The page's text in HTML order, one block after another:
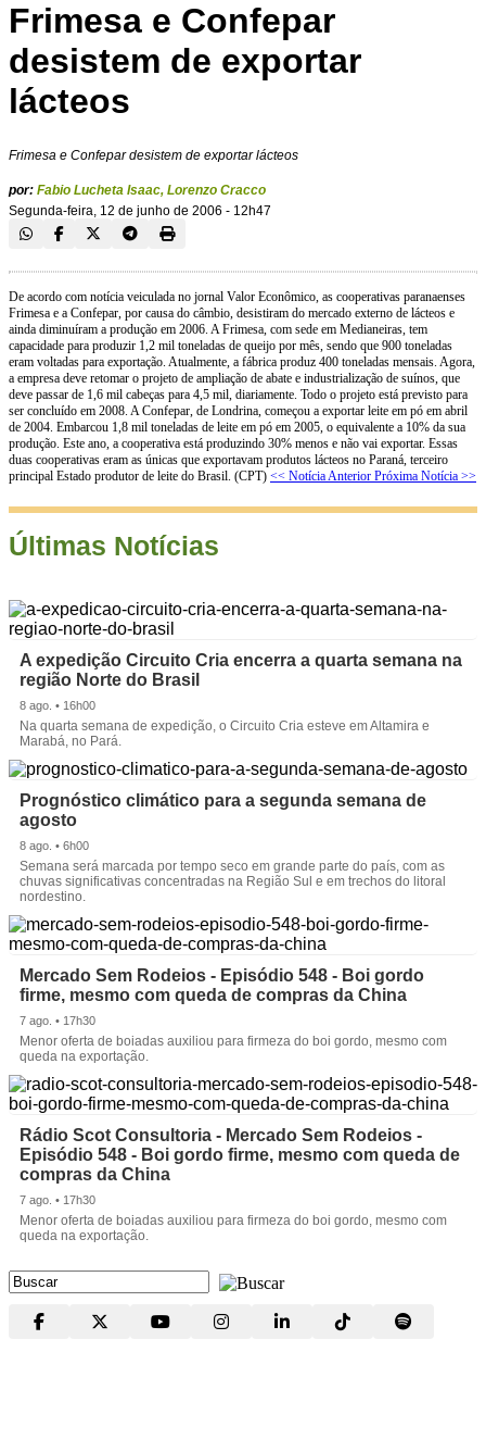
Frimesa e Confepar
desistem de exportar
lácteos
Frimesa e Confepar desistem de exportar lácteos
por: Fabio Lucheta Isaac, Lorenzo Cracco
Segunda-feira, 12 de junho de 2006 - 12h47
De acordo com notícia veiculada no jornal Valor Econômico, as cooperativas paranaenses
Frimesa e a Confepar, por causa do câmbio, desistiram do mercado externo de lácteos e
ainda diminuíram a produção em 2006. A Frimesa, com sede em Medianeiras, tem
capacidade para produzir 1,2 mil toneladas de queijo por mês, sendo que 900 toneladas
eram voltadas para exportação. Atualmente, a fábrica produz 400 toneladas mensais. Agora,
a empresa deve retomar o projeto de ampliação de abate e industrialização de suínos, que
deve passar de 1,6 mil cabeças para 4,5 mil, diariamente. Todo o projeto está previsto para
ser concluído em 2008. A Confepar, de Londrina, começou a exportar leite em pó em abril
de 2004. Embarcou 1,8 mil toneladas de leite em pó em 2005, o equivalente a 10% da sua
produção. Este ano, a cooperativa está produzindo 30% menos e não vai exportar. Essas
duas cooperativas eram as únicas que exportavam produtos lácteos no Paraná, terceiro
principal Estado produtor de leite do Brasil. (CPT) << Notícia Anterior Próxima Notícia >>
Últimas Notícias
A expedição Circuito Cria encerra a quarta semana na
região Norte do Brasil
8 ago. • 16h00
Na quarta semana de expedição, o Circuito Cria esteve em Altamira e
Marabá, no Pará.
Prognóstico climático para a segunda semana de
agosto
8 ago. • 6h00
Semana será marcada por tempo seco em grande parte do país, com as
chuvas significativas concentradas na Região Sul e em trechos do litoral
nordestino.
Mercado Sem Rodeios - Episódio 548 - Boi gordo
firme, mesmo com queda de compras da China
7 ago. • 17h30
Menor oferta de boiadas auxiliou para firmeza do boi gordo, mesmo com
queda na exportação.
Rádio Scot Consultoria - Mercado Sem Rodeios -
Episódio 548 - Boi gordo firme, mesmo com queda de
compras da China
7 ago. • 17h30
Menor oferta de boiadas auxiliou para firmeza do boi gordo, mesmo com
queda na exportação.